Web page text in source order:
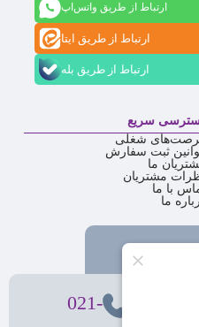
ارتباط از طریق واتس‌اپ
ارتباط از طریق ایتا
ارتباط از طریق بله
سریع
شغلی
ثبت سفارش
ما
مشتریان
با ما
ما
021-